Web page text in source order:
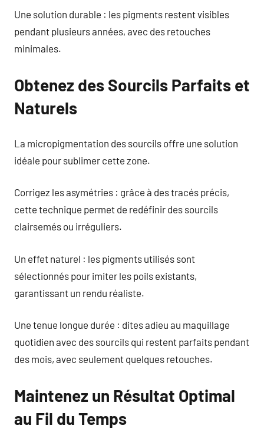
Une solution durable : les pigments restent visibles
pendant plusieurs années, avec des retouches
minimales.
Obtenez des Sourcils Parfaits et
Naturels
La micropigmentation des sourcils offre une solution
idéale pour sublimer cette zone.
Corrigez les asymétries : grâce à des tracés précis,
cette technique permet de redéfinir des sourcils
clairsemés ou irréguliers.
Un effet naturel : les pigments utilisés sont
sélectionnés pour imiter les poils existants,
garantissant un rendu réaliste.
Une tenue longue durée : dites adieu au maquillage
quotidien avec des sourcils qui restent parfaits pendant
des mois, avec seulement quelques retouches.
Maintenez un Résultat Optimal
au Fil du Temps